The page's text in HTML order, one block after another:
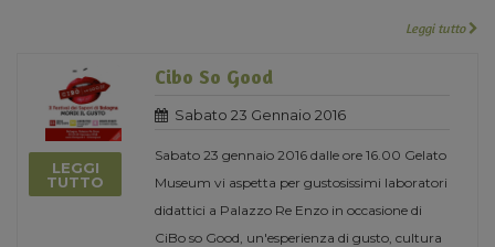
Leggi tutto
LEGGI
TUTTO
Cibo So Good
Sabato 23 Gennaio 2016
Sabato 23 gennaio 2016 dalle ore 16.00 Gelato
Museum vi aspetta per gustosissimi laboratori
didattici a Palazzo Re Enzo in occasione di
CiBo so Good, un'esperienza di gusto, cultura